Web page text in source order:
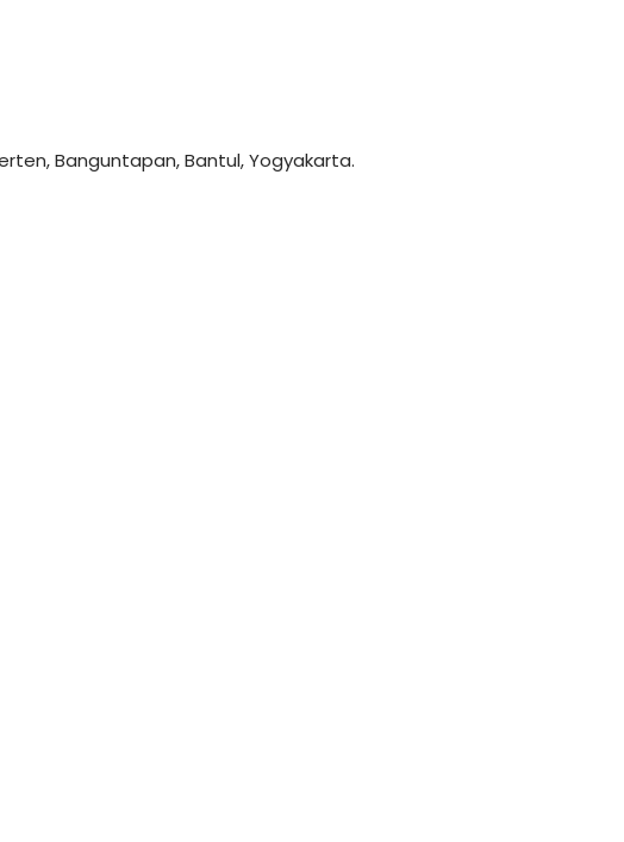
Banguntapan, Bantul, Yogyakarta.